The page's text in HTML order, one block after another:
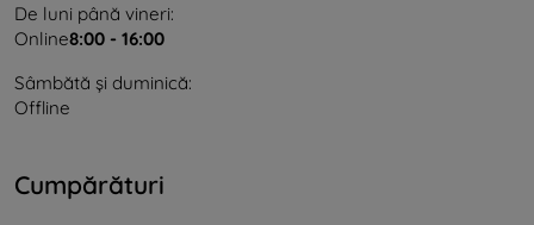
De luni până vineri:
Online8:00 - 16:00
Sâmbătă și duminică:
Offline
Cumpărături